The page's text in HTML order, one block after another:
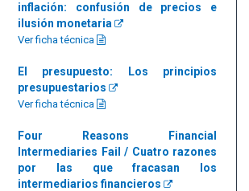
inflación: confusión de precios e
ilusión monetaria
Ver ficha técnica
El presupuesto: Los principios
presupuestarios
Ver ficha técnica
Four Reasons Financial
Intermediaries Fail / Cuatro razones
por las que fracasan los
intermediarios financieros